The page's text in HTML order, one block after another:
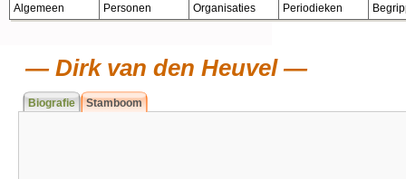
Algemeen Personen Organisaties Periodieken
Dirk van den Heuvel
Biografie Stamboom